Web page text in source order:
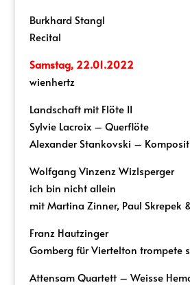
Burkhard Stangl
Recital
Samstag, 22.01.2022
wienhertz
Landschaft mit Flöte II
Sylvie Lacroix – Querflöte
Alexander Stankovski –
Wolfgang Vinzenz Wizlsperger
ich bin nicht allein
mit Martina Zinner, Paul Skrepek
Franz Hautzinger
Gomberg für Viertelton trompete
Attensam Quartett – Weisse